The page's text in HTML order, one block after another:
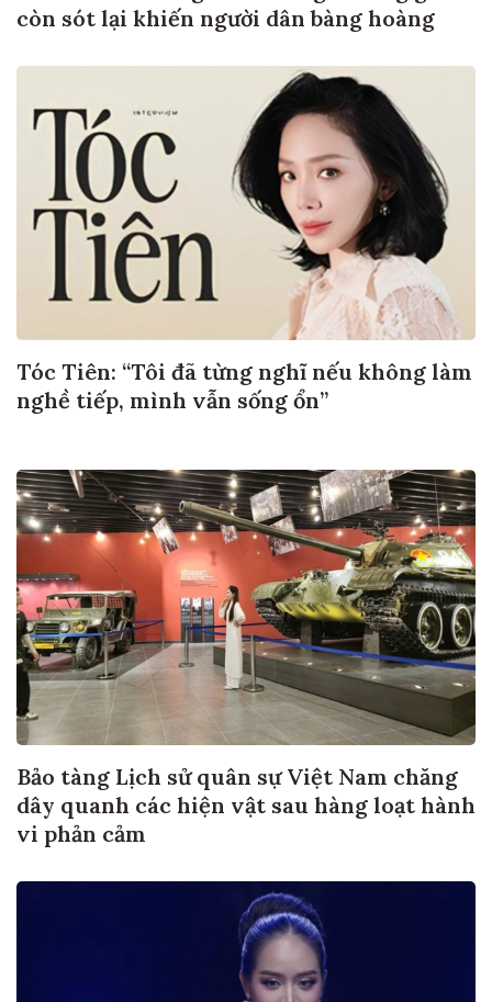
còn sót lại khiến người dân bàng hoàng
Tóc Tiên: “Tôi đã từng nghĩ nếu không làm
nghề tiếp, mình vẫn sống ổn”
Bảo tàng Lịch sử quân sự Việt Nam chăng
dây quanh các hiện vật sau hàng loạt hành
vi phản cảm